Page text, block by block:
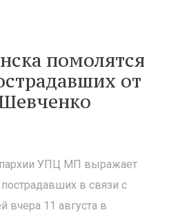
помолятся
от
УПЦ МП выражает
в связи с
вчера 11 августа в